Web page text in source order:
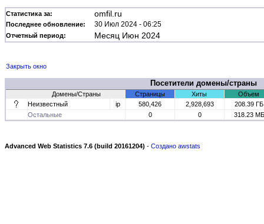
Статистика за: omfil.ru
Последнее обновление: 30 Июл 2024 - 06:25
Отчетный период: Месяц Июн 2024
Закрыть окно
Посетители домены/страны
Домены/Страны Страницы Хиты
Объем
Неизвестный
ip 580,426 2,928,693
208.39 ГБ
Остальные
0 0 318.23 МБ
Advanced Web Statistics 7.6 (build 20161204) - Создано awstats